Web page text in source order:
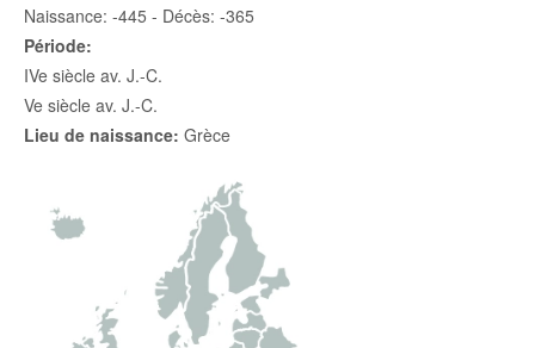
Naissance: -445 - Décès: -365
Période:
IVe siècle av. J.-C.
Ve siècle av. J.-C.
Lieu de naissance: Grèce